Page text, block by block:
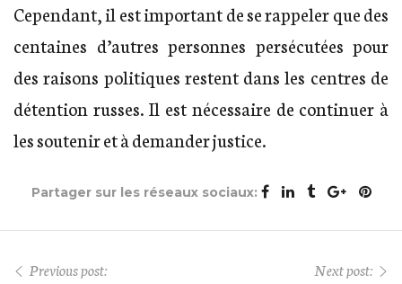
Cependant, il est important de se rappeler que des
centaines d’autres personnes persécutées pour
des raisons politiques restent dans les centres de
détention russes. Il est nécessaire de continuer à
les soutenir et à demander justice.
Partager sur les réseaux sociaux:
Previous post: Next post: